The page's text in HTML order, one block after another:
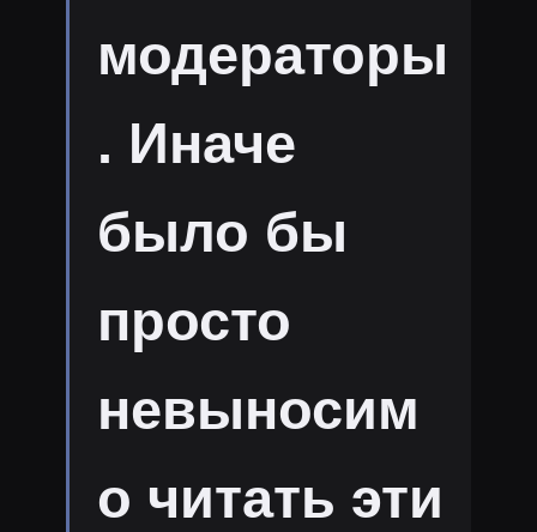
модераторы
. Иначе
было бы
просто
невыносим
о читать эти